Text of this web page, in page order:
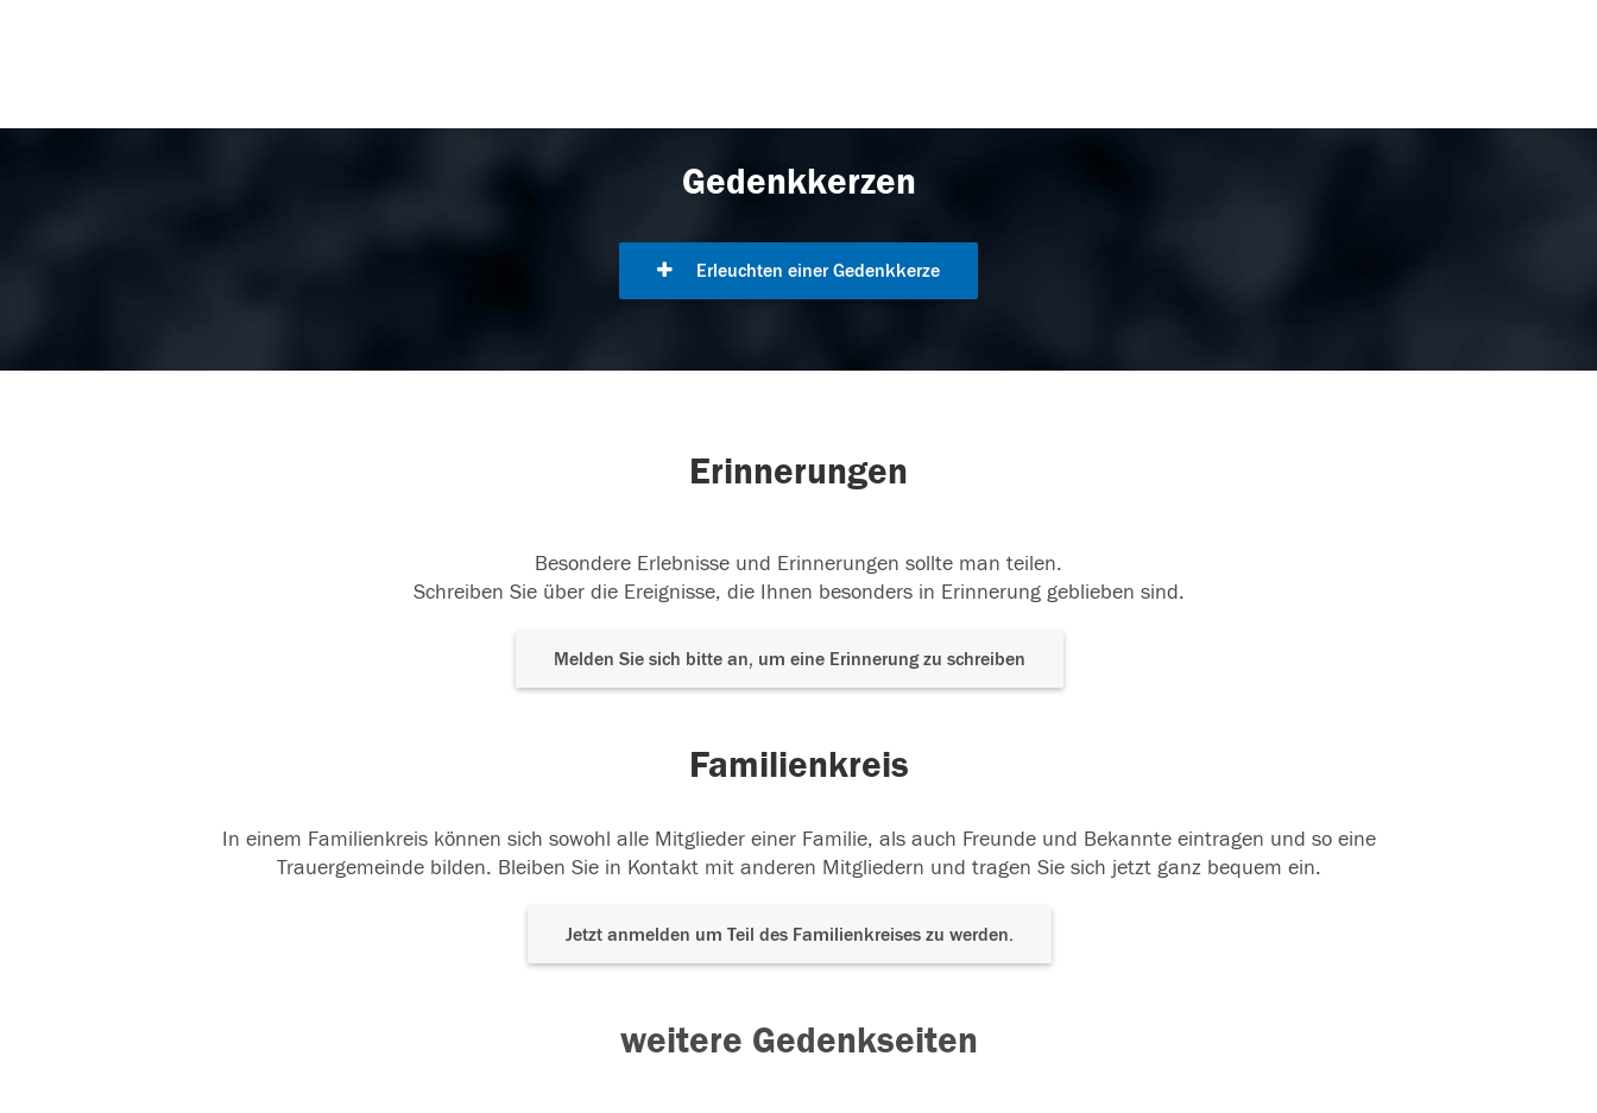
Gedenkkerzen
Erleuchten einer Gedenkkerze
Erinnerungen
Besondere Erlebnisse und Erinnerungen sollte man teilen.
Schreiben Sie über die Ereignisse, die Ihnen besonders in Erinnerung geblieben sind.
Melden Sie sich bitte an, um eine Erinnerung zu schreiben
Familienkreis
In einem Familienkreis können sich sowohl alle Mitglieder einer Familie, als auch Freunde und Bekannte eintragen und so eine
Trauergemeinde bilden. Bleiben Sie in Kontakt mit anderen Mitgliedern und tragen Sie sich jetzt ganz bequem ein.
Jetzt anmelden um Teil des Familienkreises zu werden.
weitere Gedenkseiten